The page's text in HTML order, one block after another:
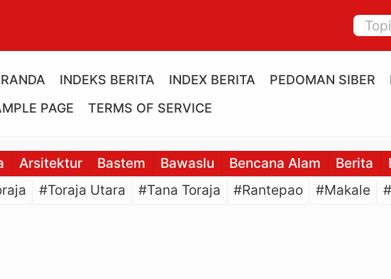
INDEKS BERITA INDEX BERITA PEDOMAN SIBER
PAGE
TERMS OF SERVICE
Arsitektur Bastem Bawaslu Bencana Alam Berita
#Toraja Utara #Tana Toraja #Rantepao #Makale